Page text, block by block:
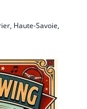
Haute-Savoie,